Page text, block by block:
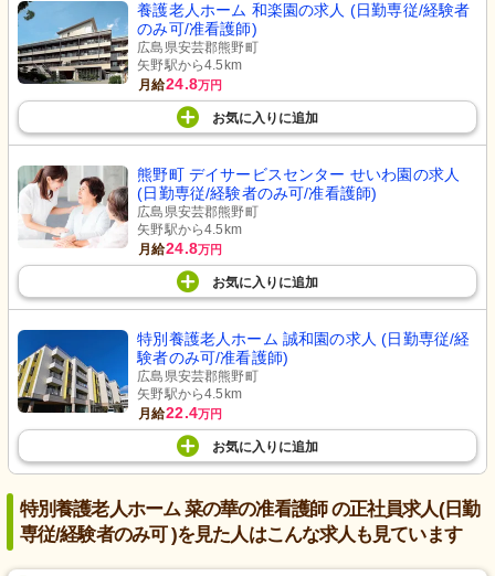
養護老人ホーム 和楽園の求人 (日勤専従/経験者
のみ可/准看護師)
広島県安芸郡熊野町
矢野駅から4.5km
月給24.8万円
お気に入り に追加
熊野町 デイサービスセンター せいわ園の求人
(日勤専従/経験者のみ可/准看護師)
広島県安芸郡熊野町
矢野駅から4.5km
月給24.8万円
お気に入り に追加
特別養護老人ホーム 誠和園の求人 (日勤専従/経
験者のみ可/准看護師)
広島県安芸郡熊野町
矢野駅から4.5km
月給22.4万円
お気に入り に追加
特別養護老人ホーム 菜の華の准看護師 の正社員求人(日勤
専従/経験者のみ可 )を見た人はこんな求人も見ています